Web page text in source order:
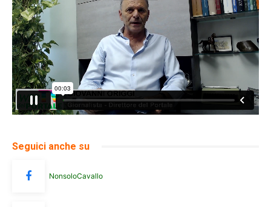
Seguici anche su
NonsoloCavallo